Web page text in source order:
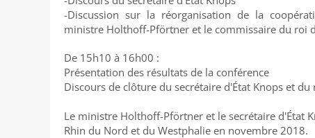
-Discussion sur la réorganisation de la
ministre Holthoff-Pförtner et le commissaire du roi
De 15h10 à 16h00 :
Présentation des résultats de la conférence
Discours de clôture du secrétaire d'État Knops et
Le ministre Holthoff-Pförtner et le secrétaire d'État
Rhin du Nord et du Westphalie en novembre 2018.